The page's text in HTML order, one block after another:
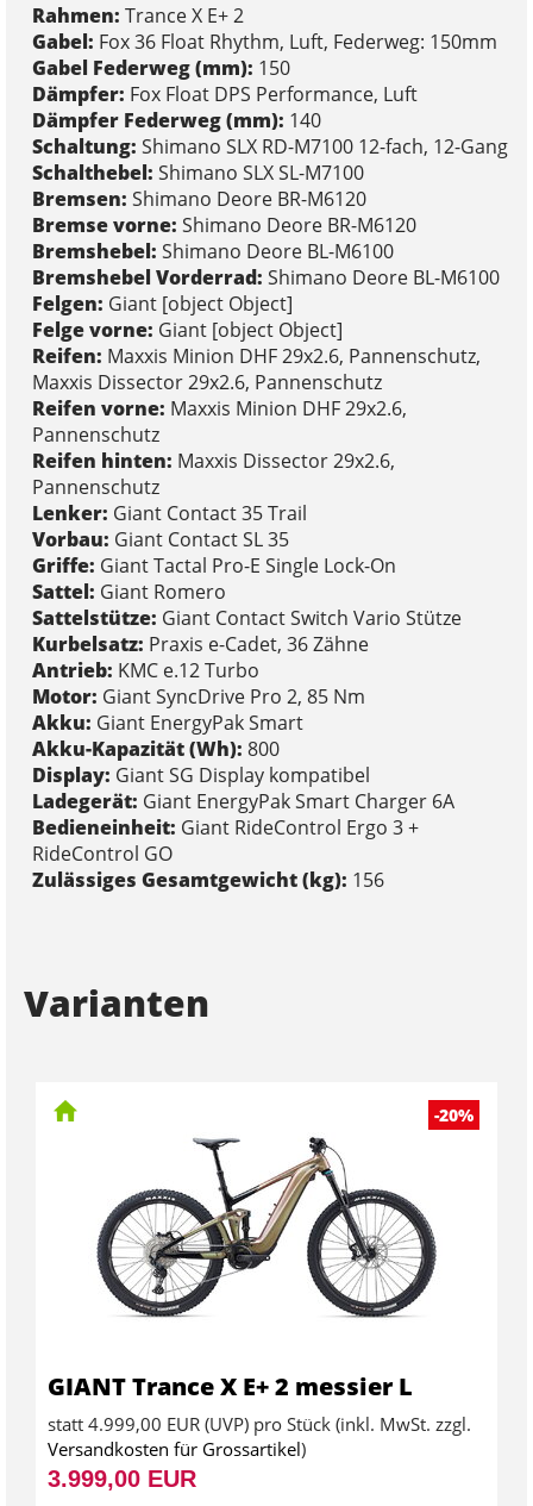
Rahmen: Trance X E+ 2
Gabel: Fox 36 Float Rhythm, Luft, Federweg: 150mm
Gabel Federweg (mm): 150
Dämpfer: Fox Float DPS Performance, Luft
Dämpfer Federweg (mm): 140
Schaltung: Shimano SLX RD-M7100 12-fach, 12-Gang
Schalthebel: Shimano SLX SL-M7100
Bremsen: Shimano Deore BR-M6120
Bremse vorne: Shimano Deore BR-M6120
Bremshebel: Shimano Deore BL-M6100
Bremshebel Vorderrad: Shimano Deore BL-M6100
Felgen: Giant [object Object]
Felge vorne: Giant [object Object]
Reifen: Maxxis Minion DHF 29x2.6, Pannenschutz,
Maxxis Dissector 29x2.6, Pannenschutz
Reifen vorne: Maxxis Minion DHF 29x2.6,
Pannenschutz
Reifen hinten: Maxxis Dissector 29x2.6,
Pannenschutz
Lenker: Giant Contact 35 Trail
Vorbau: Giant Contact SL 35
Griffe: Giant Tactal Pro-E Single Lock-On
Sattel: Giant Romero
Sattelstütze: Giant Contact Switch Vario Stütze
Kurbelsatz: Praxis e-Cadet, 36 Zähne
Antrieb: KMC e.12 Turbo
Motor: Giant SyncDrive Pro 2, 85 Nm
Akku: Giant EnergyPak Smart
Akku-Kapazität (Wh): 800
Display: Giant SG Display kompatibel
Ladegerät: Giant EnergyPak Smart Charger 6A
Bedieneinheit: Giant RideControl Ergo 3 +
RideControl GO
Zulässiges Gesamtgewicht (kg): 156
Varianten
-20%
GIANT Trance X E+ 2 messier L
statt 4.999,00 EUR (UVP) pro Stück (inkl. MwSt. zzgl.
Versandkosten für Grossartikel)
3.999,00 EUR